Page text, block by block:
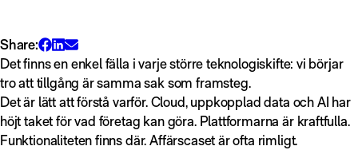
Share:
Det finns en enkel fälla i varje större teknologiskifte: vi börjar
tro att tillgång är samma sak som framsteg.
Det är lätt att förstå varför. Cloud, uppkopplad data och AI har
höjt taket för vad företag kan göra. Plattformarna är kraftfulla.
Funktionaliteten finns där. Affärscaset är ofta rimligt.